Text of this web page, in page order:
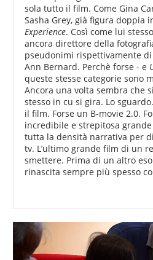
sola tutto il film. Come Gina
Sasha Grey, già figura doppia
Experience. Così come lui
ancora direttore della
pseudonimi rispettivamente
Ann Bernard. Perchè forse - e
queste stesse categorie sono
Ancora una volta sembra che
stesso in cu si gira. Lo
il film. Forse un B-movie 2.0.
incredibile e strepitosa grande
tutta la densità narrativa per
tv. L’ultimo grande film di un
smettere. Prima di un altro
rinascita sempre più spesso